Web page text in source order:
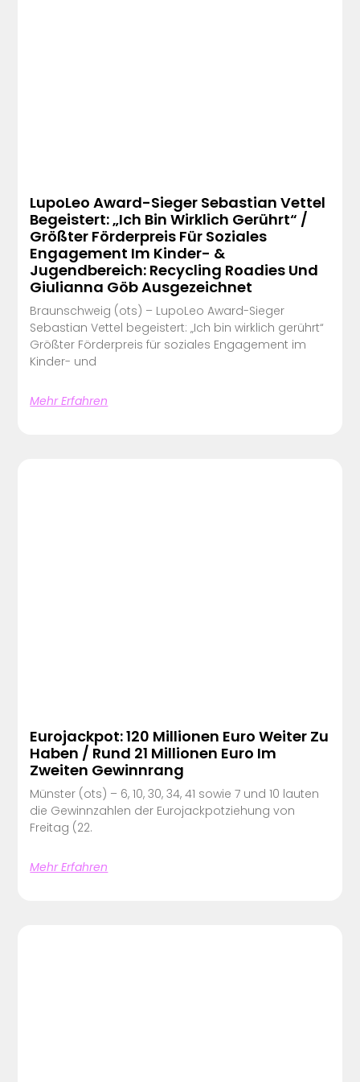
LupoLeo Award-Sieger Sebastian Vettel
Begeistert: „Ich Bin Wirklich Gerührt“ /
Größter Förderpreis Für Soziales
Engagement Im Kinder- &
Jugendbereich: Recycling Roadies Und
Giulianna Göb Ausgezeichnet
Braunschweig (ots) – LupoLeo Award-Sieger
Sebastian Vettel begeistert: „Ich bin wirklich gerührt“
Größter Förderpreis für soziales Engagement im
Kinder- und
Mehr Erfahren
Eurojackpot: 120 Millionen Euro Weiter Zu
Haben / Rund 21 Millionen Euro Im
Zweiten Gewinnrang
Münster (ots) – 6, 10, 30, 34, 41 sowie 7 und 10 lauten
die Gewinnzahlen der Eurojackpotziehung von
Freitag (22.
Mehr Erfahren